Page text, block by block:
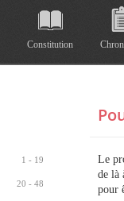
Constitution
1 - 19
20 - 48
Le
de là
pour